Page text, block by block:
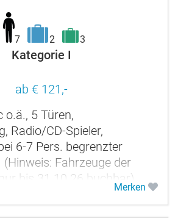
7 2 3
Kategorie I
ab € 121,-
o.ä., 5 Türen,
Radio/CD-Spieler,
6-7 Pers. begrenzter
Fahrzeuge der
bis 31.10.26 buchbar).
Merken